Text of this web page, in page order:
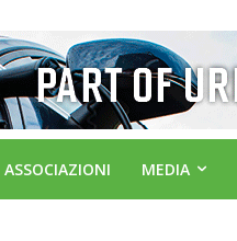
ASSOCIAZIONI MEDIA